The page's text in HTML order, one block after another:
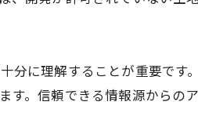
却の隠れたコツ
に理解することが重要です
。信頼できる情報源からの